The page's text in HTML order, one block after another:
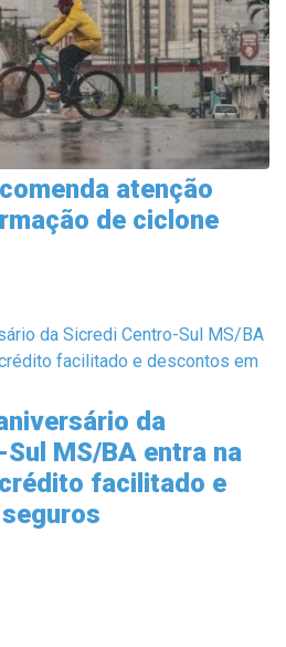
atenção
de ciclone
da
MS/BA entra na
facilitado e